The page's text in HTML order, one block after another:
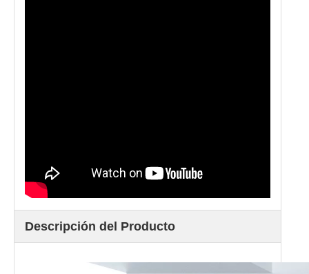
Descripción del Producto